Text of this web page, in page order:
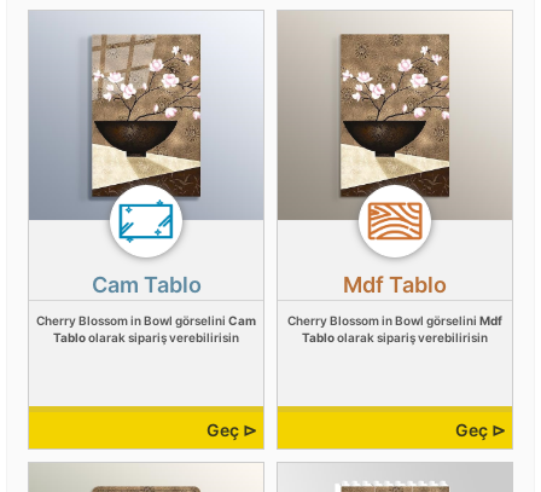
Cam Tablo
Cherry Blossom in Bowl görselini Cam
Tabloolarak sipariş verebilirisin
Geç ⊳
Mdf Tablo
Cherry Blossom in Bowl görselini Mdf
Tabloolarak sipariş verebilirisin
Geç ⊳